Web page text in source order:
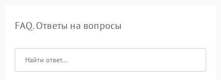
FAQ. Ответы на вопросы